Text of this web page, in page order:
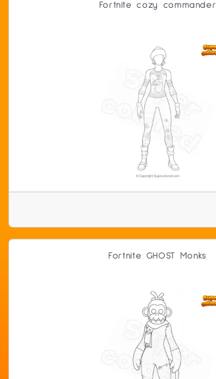
Fortnite cozy commander
Fortnite GHOST Monks